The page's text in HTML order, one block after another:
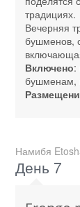
традициях.
Вечерняя
бушменов,
Включено:
бушменам,
Намибя
День 7